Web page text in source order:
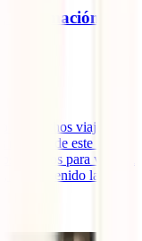
información y
de muchos viajeros y
de este rincón
motivos para viajar a
hemos tenido la gran